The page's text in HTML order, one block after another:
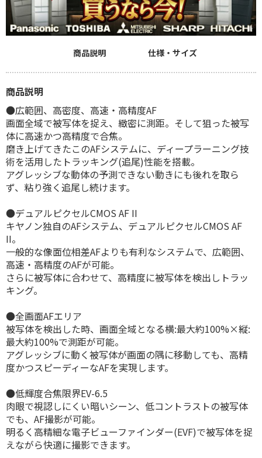
商品説明 仕様・サイズ
商品説明
●広範囲、高密度、高速・高精度AF
画面全域で被写体を捉え、緻密に測距。そして狙った被写
体に高速かつ高精度で合焦。
磨き上げてきたこのAFシステムに、ディープラーニング技
術を活用したトラッキング(追尾)性能を搭載。
アグレッシブな動体の予測できない動きにも後れを取ら
ず、粘り強く追尾し続けます。
●デュアルピクセルCMOS AF II
キヤノン独自のAFシステム、デュアルピクセルCMOS AF
II。
一般的な像面位相差AFよりも有利なシステムで、広範囲、
高速・高精度のAFが可能。
さらに被写体に合わせて、高精度に被写体を検出しトラッ
キング。
●全画面AFエリア
被写体を検出した時、画面全域となる横:最大約100%×縦:
最大約100%で測距が可能。
アグレッシブに動く被写体が画面の隅に移動しても、高精
度かつスピーディーなAFを実現します。
●低輝度合焦限界EV-6.5
肉眼で視認しにくい暗いシーン、低コントラストの被写体
でも、AF撮影が可能。
明るく高精細な電子ビューファインダー(EVF)で被写体を捉
えながら快適に撮影できます。